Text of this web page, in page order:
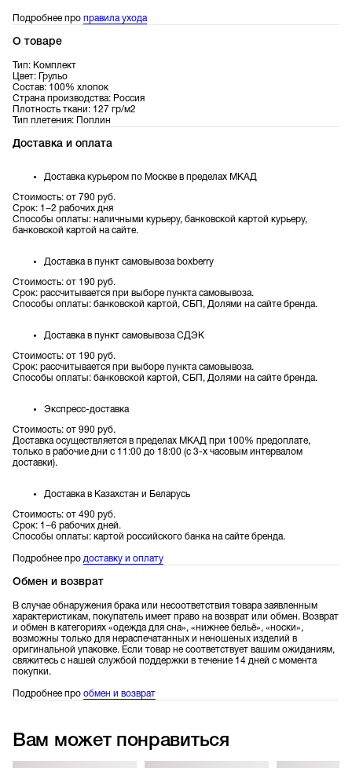
Подробнее про правила ухода
О товаре
Тип: Комплект
Цвет: Грульо
Состав: 100% хлопок
Страна производства: Россия
Плотность ткани: 127 гр/м2
Тип плетения: Поплин
Доставка и оплата
Доставка курьером по Москве в пределах МКАД
Стоимость: от 790 руб.
Срок: 1−2 рабочих дня
Способы оплаты: наличными курьеру, банковской картой курьеру,
банковской картой на сайте.
Доставка в пункт самовывоза boxberry
Стоимость: от 190 руб.
Срок: рассчитывается при выборе пункта самовывоза.
Способы оплаты: банковской картой, СБП, Долями на сайте бренда.
Доставка в пункт самовывоза СДЭК
Стоимость: от 190 руб.
Срок: рассчитывается при выборе пункта самовывоза.
Способы оплаты: банковской картой, СБП, Долями на сайте бренда.
Экспресс-доставка
Стоимость: от 990 руб.
Доставка осуществляется в пределах МКАД при 100% предоплате,
только в рабочие дни с 11:00 до 18:00 (с 3-х часовым интервалом
доставки).
Доставка в Казахстан и Беларусь
Стоимость: от 490 руб.
Срок: 1−6 рабочих дней.
Способы оплаты: картой российского банка на сайте бренда.
Подробнее про доставку и оплату
Обмен и возврат
В случае обнаружения брака или несоответствия товара заявленным
характеристикам, покупатель имеет право на возврат или обмен. Возврат
и обмен в категориях «одежда для сна», «нижнее бельё», «носки»,
возможны только для нераспечатанных и неношеных изделий в
оригинальной упаковке. Если товар не соответствует вашим ожиданиям,
свяжитесь с нашей службой поддержки в течение 14 дней с момента
покупки.
Подробнее про обмен и возврат
Вам может понравиться